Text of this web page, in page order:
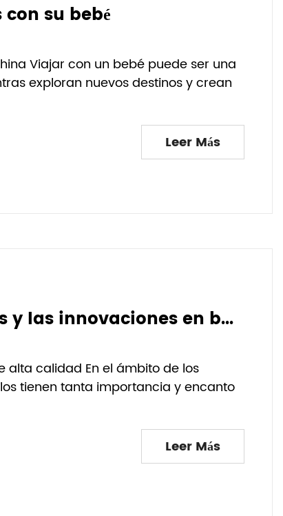
su bebé
Viajar con un bebé puede ser una
exploran nuevos destinos y crean
Leer Más
La magia de los baberos para bebés y las innovaciones en baberos impermeables para bebés
alta calidad En el ámbito de los
tienen tanta importancia y encanto
Leer Más